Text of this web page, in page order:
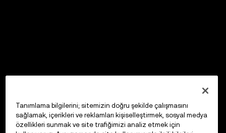
Tanımlama bilgilerini; sitemizin doğru şekilde çalışmasını
sağlamak, içerikleri ve reklamları kişiselleştirmek, sosyal medya
özellikleri sunmak ve site trafiğimizi analiz etmek için